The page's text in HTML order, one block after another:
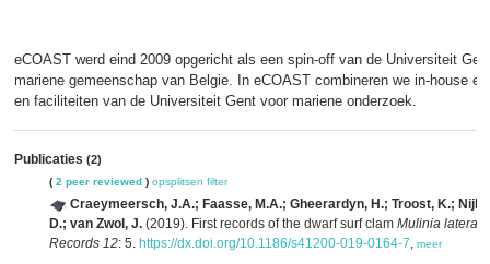
eCOAST werd eind 2009 opgericht als een spin-off van de Universiteit
mariene gemeenschap van Belgie. In eCOAST combineren we in-house
en faciliteiten van de Universiteit Gent voor mariene onderzoek.
Publicaties (2)
( 2 peer reviewed ) opsplitsen filter
Craeymeersch, J.A.; Faasse, M.A.; Gheerardyn, H.; Troost, K.;
D.; van Zwol, J. (2019). First records of the dwarf surf clam Mulinia lateralis
Records 12: 5. https://dx.doi.org/10.1186/s41200-019-0164-7, meer